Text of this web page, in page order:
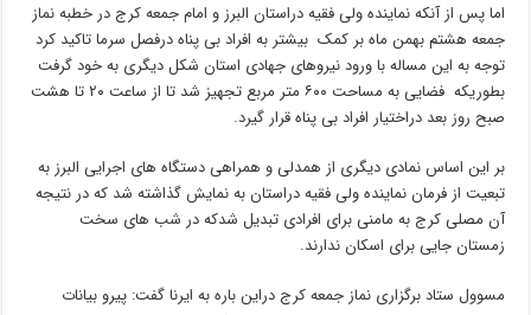
اما پس از آنکه نماینده ولی فقیه دراستان البرز و امام جمعه کرج در خطبه نماز
جمعه هشتم بهمن ماه بر کمک بیشتر به افراد بی پناه درفصل سرما تاکید کرد
توجه به این مساله با ورود نیروهای جهادی استان شکل دیگری به خود گرفت
بطوریکه فضایی به مساحت ۶۰۰ متر مربع تجهیز شد تا از ساعت ۲۰ تا هشت
صبح روز بعد دراختیار افراد بی پناه قرار گیرد.
بر این اساس نمادی دیگری از همدلی و همراهی دستگاه های اجرایی البرز به
تبعیت از فرمان نماینده ولی فقیه دراستان به نمایش گذاشته شد که در نتیجه
آن مصلی کرج به مامنی برای افرادی تبدیل شدکه در شب های سخت
زمستان جایی برای اسکان ندارند.
مسوول ستاد برگزاری نماز جمعه کرج دراین باره به ایرنا گفت: پیرو بیانات